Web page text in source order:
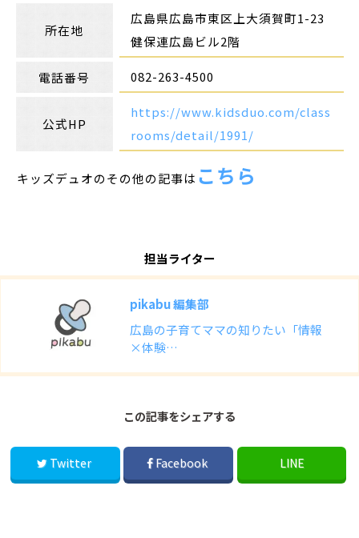
所在地
広島県広島市東区上大須賀町1-23
健保連広島ビル2階
電話番号 082-263-4500
公式HP
https://www.kidsduo.com/class
rooms/detail/1991/
キッズデュオのその他の記事は こちら
担当ライター
pikabu 編集部
広島の子育てママの知りたい「情報
×体験…
この記事をシェアする
Twitter Facebook LINE